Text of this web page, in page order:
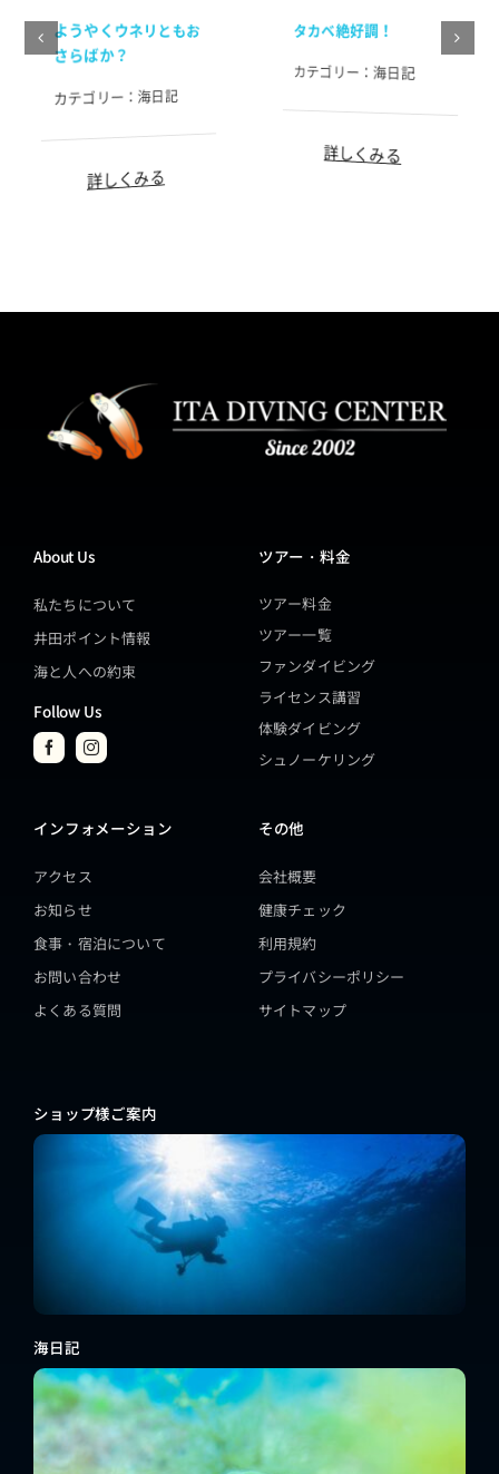
ようやくウネリともお
さらばか？
カテゴリー： 海日記
詳しくみる
タカベ絶好調！
カテゴリー：海日記
詳しくみる
About Us
私たちについて
井田ポイント情報
海と人への約束
Follow Us
ツアー・料金
ツアー料金
ツアー一覧
ファンダイビング
ライセンス講習
体験ダイビング
シュノーケリング
インフォメーション
アクセス
お知らせ
食事・宿泊について
お問い合わせ
よくある質問
その他
会社概要
健康チェック
利用規約
プライバシーポリシー
サイトマップ
ショップ様ご案内
海日記